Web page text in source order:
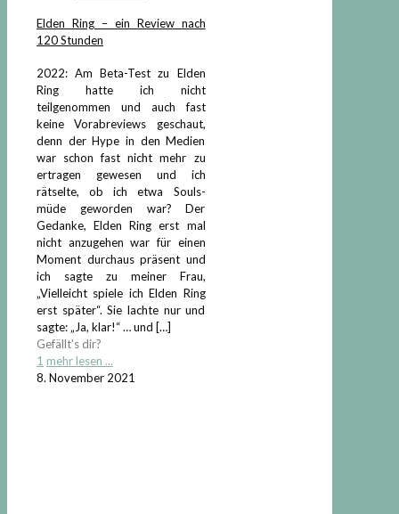
Elden Ring – ein Review nach
120 Stunden
2022: Am Beta-Test zu Elden
Ring hatte ich nicht
teilgenommen und auch fast
keine Vorabreviews geschaut,
denn der Hype in den Medien
war schon fast nicht mehr zu
ertragen gewesen und ich
rätselte, ob ich etwa Souls-
müde geworden war? Der
Gedanke, Elden Ring erst mal
nicht anzugehen war für einen
Moment durchaus präsent und
ich sagte zu meiner Frau,
„Vielleicht spiele ich Elden Ring
erst später“. Sie lachte nur und
sagte: „Ja, klar!“ … und […]
Gefällt's dir?
1 mehr lesen ...
8. November 2021